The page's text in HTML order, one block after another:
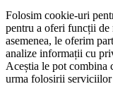
Folosim cookie-uri
pentru a oferi funcții de
asemenea, le oferim
analize informații cu
Aceștia le pot combina
urma folosirii serviciilor